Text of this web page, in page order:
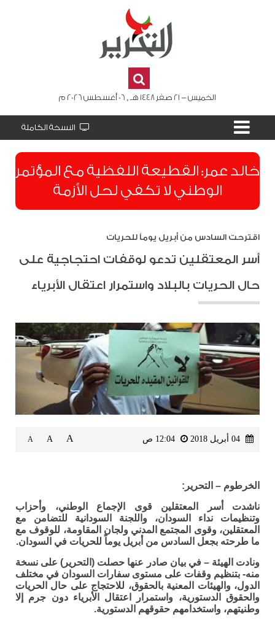
الخميس - 21 صفر 1448 هـ , 06 أغسطس 2026 م
النسخة الكاملة
​خالد عمر: القطيعة اللفظية مع المؤتمر
الوطني لا تكفي لحل الأزمة
اقترحت السادس من أبريل يوماً للحريات
أسر المعتقلين تدعو لوقفات احتجاجية على
حال الحريات بالبلاد واستمرار اعتقال الأبرياء
A
A
A
الخرطوم – التحرير:
ناشدت أسر المعتقلين قوى الإجماع الوطني، وأحزاب
وتنظيمات نداء السودان، واللجنة السودانية للتضامن مع
المعتقلين، وقوى المجتمع المدني ولجان المقاومة، للوقوف مع
ما طرحته بجعل السادس من أبريل يوماً للحريات في السودان.
ونادت الهيئة – في بيان صادر عنها حصلت (التحرير) على نسخة
منه- بتنظيم وقفات على مستوى سفارات السودان في مختلف
الدول، والهيئات المعنية بالحقوق، للاحتجاج على حال الحريات
والحقوق الدستورية، واستمرار اعتقال الأبرياء دون جرم إلا
وطنيتهم، واستخدامهم حقوقهم الدستورية.